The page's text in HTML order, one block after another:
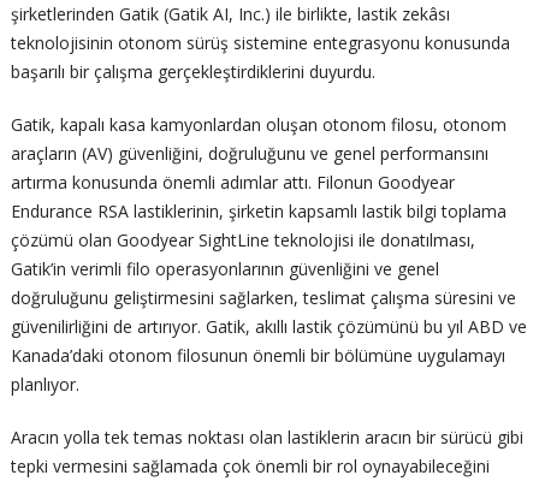
şirketlerinden Gatik (Gatik AI, Inc.) ile birlikte, lastik zekâsı
teknolojisinin otonom sürüş sistemine entegrasyonu konusunda
başarılı bir çalışma gerçekleştirdiklerini duyurdu.
Gatik, kapalı kasa kamyonlardan oluşan otonom filosu, otonom
araçların (AV) güvenliğini, doğruluğunu ve genel performansını
artırma konusunda önemli adımlar attı. Filonun Goodyear
Endurance RSA lastiklerinin, şirketin kapsamlı lastik bilgi toplama
çözümü olan Goodyear SightLine teknolojisi ile donatılması,
Gatik’in verimli filo operasyonlarının güvenliğini ve genel
doğruluğunu geliştirmesini sağlarken, teslimat çalışma süresini ve
güvenilirliğini de artırıyor. Gatik, akıllı lastik çözümünü bu yıl ABD ve
Kanada’daki otonom filosunun önemli bir bölümüne uygulamayı
planlıyor.
Aracın yolla tek temas noktası olan lastiklerin aracın bir sürücü gibi
tepki vermesini sağlamada çok önemli bir rol oynayabileceğini